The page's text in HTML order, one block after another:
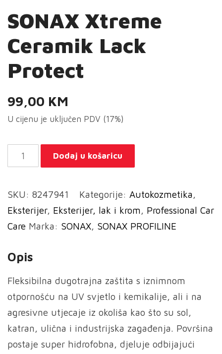
SONAX Xtreme
Ceramik Lack
Protect
99,00 KM
U cijenu je uključen PDV (17%)
SONAX
Xtreme
Lack
Protect
količina
Dodaj u košaricu
SKU: 8247941 Kategorije: Autokozmetika,
Eksterijer, Eksterijer, lak i krom, Professional Car
Care Marka: SONAX, SONAX PROFILINE
Opis
Fleksibilna dugotrajna zaštita s iznimnom
otpornošću na UV svjetlo i kemikalije, ali i na
agresivne utjecaje iz okoliša kao što su sol,
katran, ulična i industrijska zagađenja. Površina
postaje super hidrofobna, djeluje odbijajući